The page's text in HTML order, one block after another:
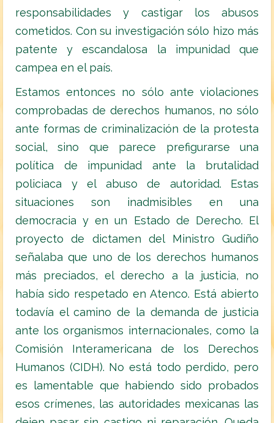
responsabilidades y castigar los abusos
cometidos. Con su investigación sólo hizo más
patente y escandalosa la impunidad que
campea en el país.
Estamos entonces no sólo ante violaciones
comprobadas de derechos humanos, no sólo
ante formas de criminalización de la protesta
social, sino que parece prefigurarse una
política de impunidad ante la brutalidad
policiaca y el abuso de autoridad. Estas
situaciones son inadmisibles en una
democracia y en un Estado de Derecho. El
proyecto de dictamen del Ministro Gudiño
señalaba que uno de los derechos humanos
más preciados, el derecho a la justicia, no
había sido respetado en Atenco. Está abierto
todavía el camino de la demanda de justicia
ante los organismos internacionales, como la
Comisión Interamericana de los Derechos
Humanos (CIDH). No está todo perdido, pero
es lamentable que habiendo sido probados
esos crímenes, las autoridades mexicanas las